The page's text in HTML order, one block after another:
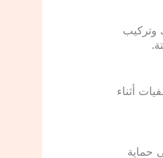
وتركيب
أثناء
حماية